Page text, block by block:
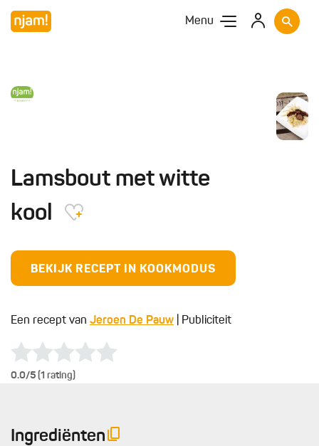
Menu
Lamsbout met witte
kool
BEKIJK RECEPT IN KOOKMODUS
Een recept van Jeroen De Pauw | Publiciteit
0.0/5 (1 rating)
Ingrediënten